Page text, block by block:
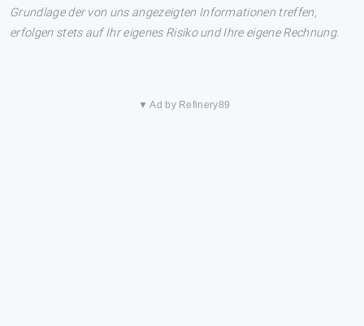
Grundlage der von uns angezeigten Informationen treffen,
erfolgen stets auf Ihr eigenes Risiko und Ihre eigene Rechnung.
▼ Ad by Refinery89